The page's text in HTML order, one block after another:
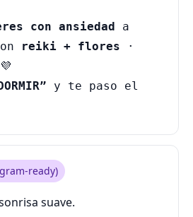
con ansiedad a
reiki + flores ·
y te paso el
ready)
suave.